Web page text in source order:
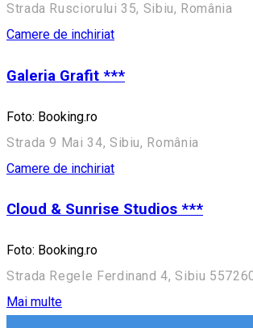
Strada Rusciorului 35, Sibiu, România
Camere de inchiriat
Galeria Grafit ***
Foto: Booking.ro
Strada 9 Mai 34, Sibiu, România
Camere de inchiriat
Cloud & Sunrise Studios ***
Foto: Booking.ro
Strada Regele Ferdinand 4, Sibiu
Mai multe